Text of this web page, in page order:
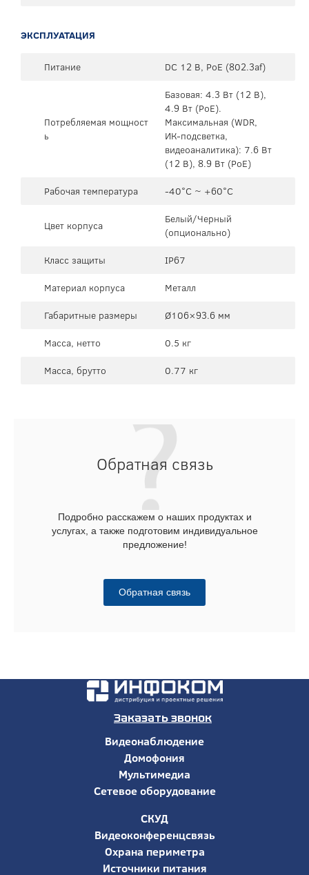
ЭКСПЛУАТАЦИЯ
Питание DC 12 В, PoE (802.3af)
Потребляемая мощност
ь
Базовая: 4.3 Вт (12 В),
4.9 Вт (PoE).
Максимальная (WDR,
ИК-подсветка,
видеоаналитика): 7.6 Вт
(12 В), 8.9 Вт (PoE)
Рабочая температура
-40°C ~ +60°C
Цвет корпуса
Белый/Черный
(опционально)
Класс защиты
IP67
Материал корпуса
Металл
Габаритные размеры
Ø106×93.6 мм
Масса, нетто
0.5 кг
Масса, брутто
0.77 кг
Обратная связь
Подробно расскажем о наших продуктах и
услугах, а также подготовим индивидуальное
предложение!
Обратная связь
Заказать звонок
Видеонаблюдение
Домофония
Мультимедиа
Сетевое оборудование
СКУД
Видеоконференцсвязь
Охрана периметра
Источники питания